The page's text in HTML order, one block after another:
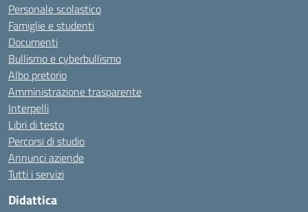
Personale scolastico
Famiglie e studenti
Documenti
Bullismo e cyberbullismo
Albo pretorio
Amministrazione trasparente
Interpelli
Libri di testo
Percorsi di studio
Annunci aziende
Tutti i servizi
Didattica